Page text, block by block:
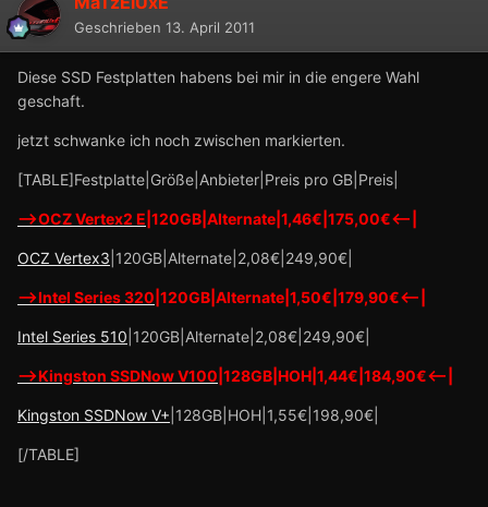
Geschrieben 13. April 2011
Diese SSD Festplatten habens bei mir in die engere Wahl
geschaft.
jetzt schwanke ich noch zwischen markierten.
[TABLE]Festplatte|Größe|Anbieter|Preis pro GB|Preis|
-->OCZ Vertex2 E |120GB|Alternate|1,46€|175,00€<--|
OCZ Vertex3 |120GB|Alternate|2,08€|249,90€|
-->Intel Series 320 |120GB|Alternate|1,50€|179,90€<--|
Intel Series 510 |120GB|Alternate|2,08€|249,90€|
-->Kingston SSDNow V100 |128GB|HOH|1,44€|184,90€<--|
Kingston SSDNow V+ |128GB|HOH|1,55€|198,90€|
[/TABLE]